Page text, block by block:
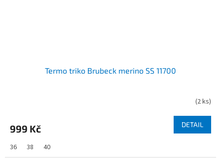
Termo triko Brubeck merino SS 11700
(2 ks)
999 Kč DETAIL
36 38 40